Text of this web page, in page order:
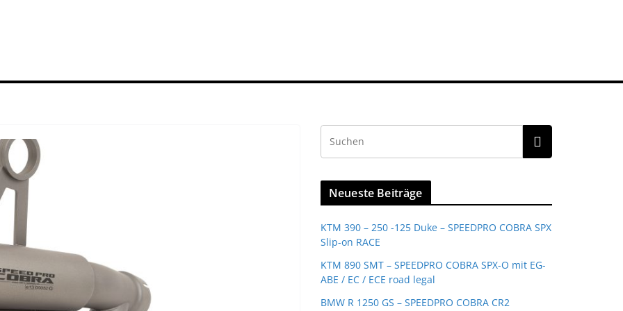
Neueste Beiträge
KTM 390 – 250 -125 Duke – SPEEDPRO COBRA SPX
Slip-on RACE
KTM 890 SMT – SPEEDPRO COBRA SPX-O mit EG-
ABE / EC / ECE road legal
BMW R 1250 GS – SPEEDPRO COBRA CR2